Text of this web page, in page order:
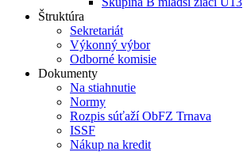
Štruktúra
Sekretariát
Výkonný výbor
Odborné komisie
Dokumenty
Na stiahnutie
Normy
Rozpis súťaží ObFZ Trnava
ISSF
Nákup na kredit